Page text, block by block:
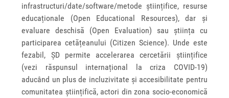
infrastructuri/date/software/metode științifice, resurse
educaționale (Open Educational Resources), dar și
evaluare deschisă (Open Evaluation) sau știința cu
participarea cetățeanului (Citizen Science). Unde este
fezabil, ȘD permite accelerarea cercetării științifice
(vezi răspunsul internațional la criza COVID-19)
aducând un plus de incluzivitate și accesibilitate pentru
comunitatea științifică, actori din zona socio-economică